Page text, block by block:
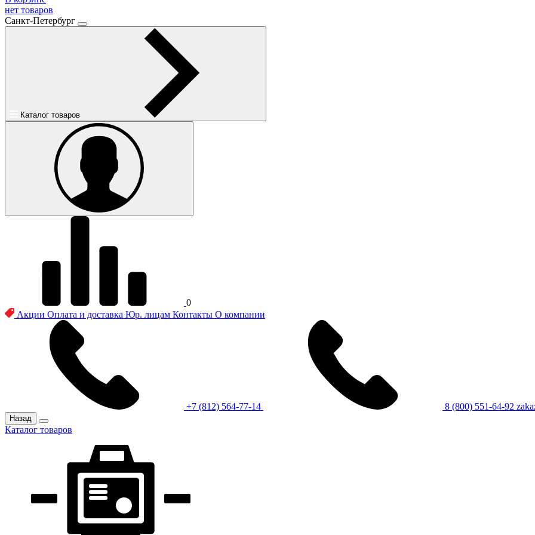
нет товаров
Санкт-Петербург
Каталог товаров
0
Акции Оплата и доставка Юр. лицам Контакты О компании
+7 (812) 564-77-14 8 (800) 551-64-92
Назад
Каталог товаров